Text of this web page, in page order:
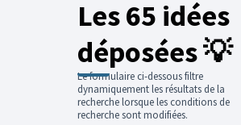
Les 65 idées
déposées 💡
Le formulaire ci-dessous filtre
dynamiquement les résultats de la
recherche lorsque les conditions de
recherche sont modifiées.